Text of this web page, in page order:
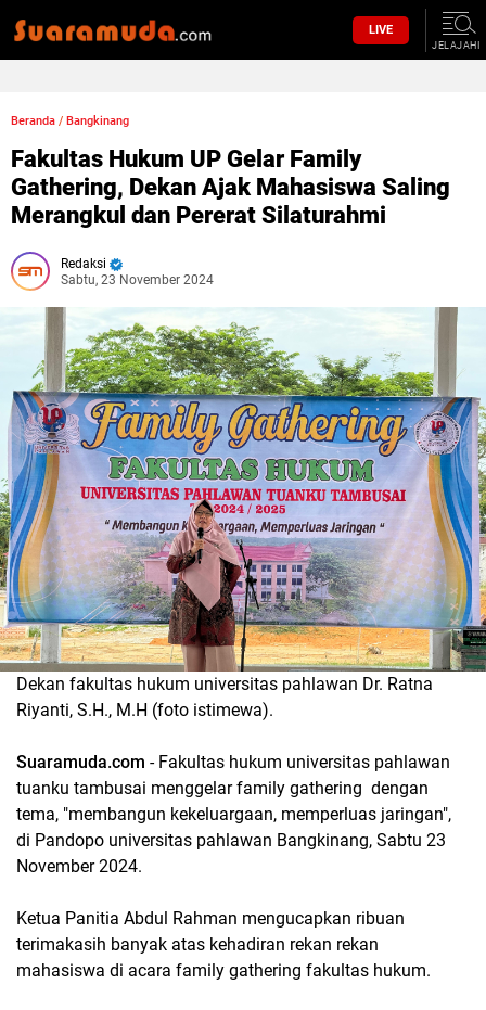
LIVE
JELAJAHI
Beranda / Bangkinang
Fakultas Hukum UP Gelar Family
Gathering, Dekan Ajak Mahasiswa Saling
Merangkul dan Pererat Silaturahmi
Redaksi
Sabtu, 23 November 2024
Dekan fakultas hukum universitas pahlawan Dr. Ratna
Riyanti, S.H., M.H (foto istimewa).
Suaramuda.com - Fakultas hukum universitas pahlawan
tuanku tambusai menggelar family gathering dengan
tema, "membangun kekeluargaan, memperluas jaringan",
di Pandopo universitas pahlawan Bangkinang, Sabtu 23
November 2024.
Ketua Panitia Abdul Rahman mengucapkan ribuan
terimakasih banyak atas kehadiran rekan rekan
mahasiswa di acara family gathering fakultas hukum.